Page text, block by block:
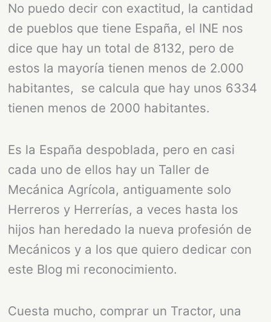
No puedo decir con exactitud, la cantidad
de pueblos que tiene España, el INE nos
dice que hay un total de 8132, pero de
estos la mayoría tienen menos de 2.000
habitantes, se calcula que hay unos 6334
tienen menos de 2000 habitantes.
Es la España despoblada, pero en casi
cada uno de ellos hay un Taller de
Mecánica Agrícola, antiguamente solo
Herreros y Herrerías, a veces hasta los
hijos han heredado la nueva profesión de
Mecánicos y a los que quiero dedicar con
este Blog mi reconocimiento.
Cuesta mucho, comprar un Tractor, una